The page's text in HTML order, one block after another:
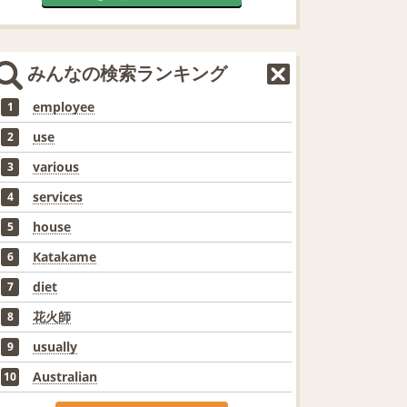
みんなの検索ランキング
1 employee
2 use
3 various
4 services
5 house
6 Katakame
7 diet
8 花火師
9 usually
10 Australian